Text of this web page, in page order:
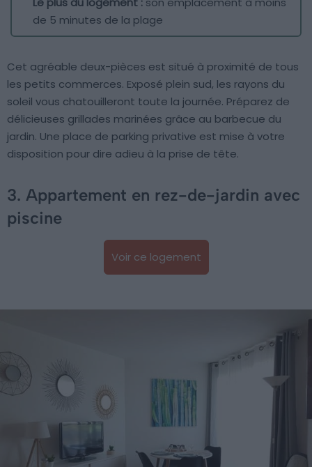
de 5 minutes de la plage
Cet agréable deux-pièces est situé à proximité de tous
les petits commerces. Exposé plein sud, les rayons du
soleil vous chatouilleront toute la journée. Préparez de
délicieuses grillades marinées grâce au barbecue du
jardin. Une place de parking privative est mise à votre
disposition pour dire adieu à la prise de tête.
3. Appartement en rez-de-jardin avec
piscine
Voir ce logement